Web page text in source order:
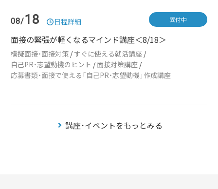
08/18 日程詳細
面接の緊張が軽くなるマインド講座＜8/18＞
模擬面接・面接対策 /すぐに使える就活講座 /
自己PR・志望動機のヒント /面接対策講座 /
応募書類・面接で使える「自己PR・志望動機」作成講座
受付中
講座・イベントをもっとみる